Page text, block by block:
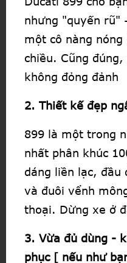
nhưng "quyến rũ"
một cô nàng
chiều. Cũng
không đỏng đảnh
2. Thiết kế đẹp
899 là một trong
nhất phân khúc
dáng liền lạc, đầu
và đuôi vểnh
thoại. Dừng xe ở
3. Vừa đủ dùng -
phục [ nếu như